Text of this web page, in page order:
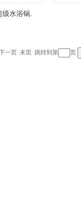
水浴锅.
一页 末页跳转到第 页